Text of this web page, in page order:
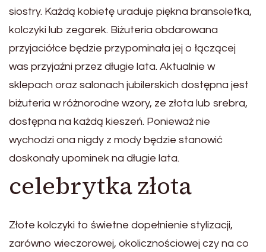
siostry. Każdą kobietę uraduje piękna bransoletka,
kolczyki lub zegarek. Biżuteria obdarowana
przyjaciółce będzie przypominała jej o łączącej
was przyjaźni przez długie lata. Aktualnie w
sklepach oraz salonach jubilerskich dostępna jest
biżuteria w różnorodne wzory, ze złota lub srebra,
dostępna na każdą kieszeń. Ponieważ nie
wychodzi ona nigdy z mody będzie stanowić
doskonały upominek na długie lata.
celebrytka złota
Złote kolczyki to świetne dopełnienie stylizacji,
zarówno wieczorowej, okolicznościowej czy na co